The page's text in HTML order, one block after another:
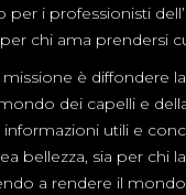
per i professionisti
chi ama prendersi
missione è diffondere
dei capelli e
utili e
bellezza, sia per chi
a rendere il